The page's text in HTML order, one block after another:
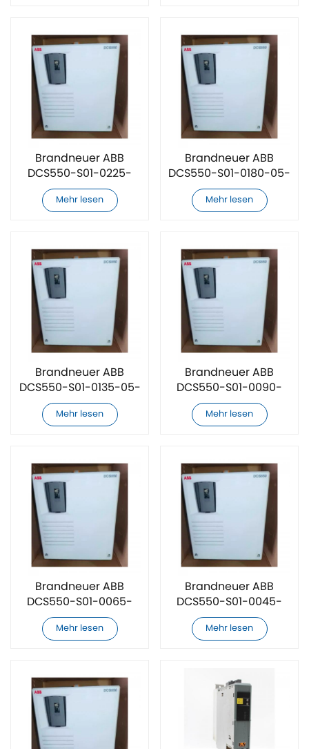
Brandneuer ABB
DCS550-S01-0225-
05-00-00 DC-
Drehzahlregler
Mehr lesen
Brandneuer ABB
DCS550-S01-0180-05-
00-00 DC-
Drehzahlregler
Mehr lesen
Brandneuer ABB
DCS550-S01-0135-05-
00-00 Gleichstrom-
Drehzahlregler
Mehr lesen
Brandneuer ABB
DCS550-S01-0090-
05-00-00
Gleichstrom-
Mehr lesen
Brandneuer ABB
DCS550-S01-0065-
05-00-00
Gleichstrom-
Mehr lesen
Brandneuer ABB
DCS550-S01-0045-
05-00-00
Gleichstrom-
Mehr lesen